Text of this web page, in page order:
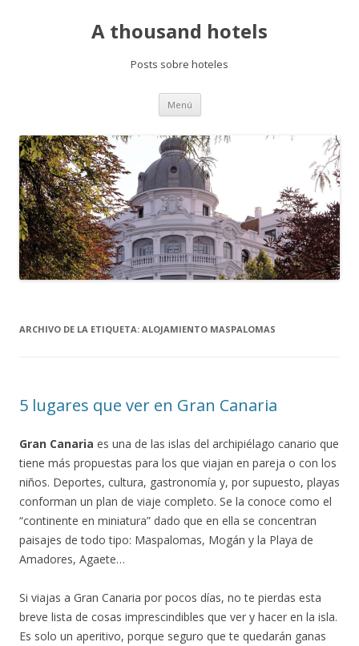
A thousand hotels
Posts sobre hoteles
Menú Saltar
contenido
ARCHIVO DE LA ETIQUETA: ALOJAMIENTO MASPALOMAS
5 lugares que ver en Gran Canaria
Gran Canaria es una de las islas del archipiélago canario que
tiene más propuestas para los que viajan en pareja o con los
niños. Deportes, cultura, gastronomía y, por supuesto, playas
conforman un plan de viaje completo. Se la conoce como el
“continente en miniatura” dado que en ella se concentran
paisajes de todo tipo: Maspalomas, Mogán y la Playa de
Amadores, Agaete…
Si viajas a Gran Canaria por pocos días, no te pierdas esta
breve lista de cosas imprescindibles que ver y hacer en la isla.
Es solo un aperitivo, porque seguro que te quedarán ganas